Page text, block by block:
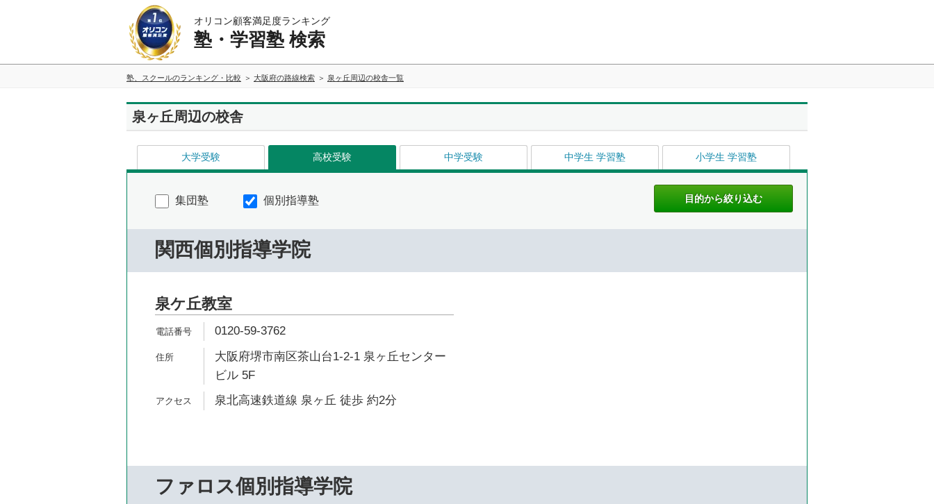
オリコン顧客満足度ランキング
塾・学習塾 検索
塾、スクールのランキング・比較 大阪府の路線検索 泉ヶ丘周辺の校舎一覧
泉ヶ丘周辺の校舎
大学受験 高校受験 中学受験 中学生 学習塾 小学生 学習塾
集団塾 個別指導塾
関西個別指導学院
泉ケ丘教室
0120-59-3762
大阪府堺市南区茶山台1-2-1 泉ヶ丘センター
ビル 5F
泉北高速鉄道線 泉ヶ丘 徒歩 約2分
ファロス個別指導学院